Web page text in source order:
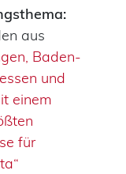
aus
Baden-
und
einem
für